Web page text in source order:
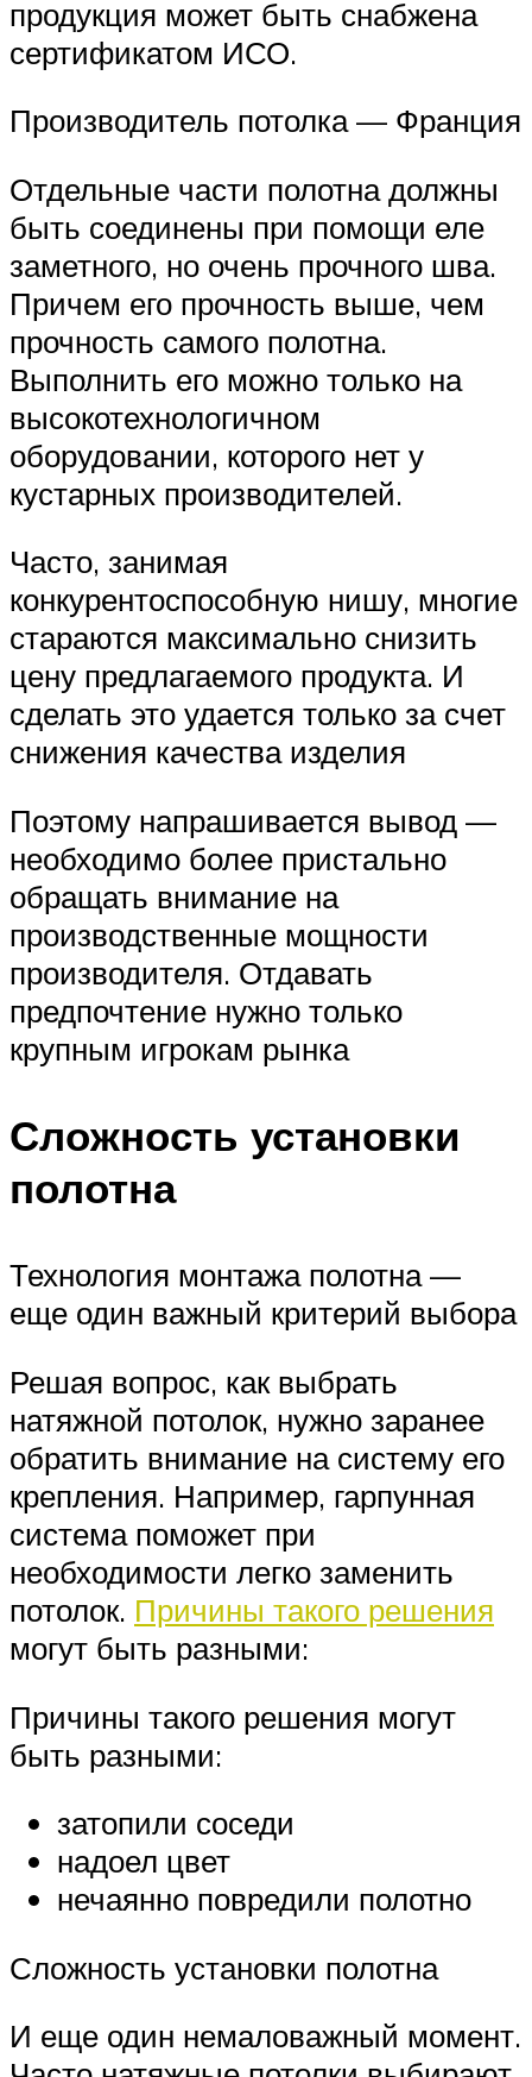
продукция может быть снабжена
сертификатом ИСО.
Производитель потолка — Франция
Отдельные части полотна должны
быть соединены при помощи еле
заметного, но очень прочного шва.
Причем его прочность выше, чем
прочность самого полотна.
Выполнить его можно только на
высокотехнологичном
оборудовании, которого нет у
кустарных производителей.
Часто, занимая
конкурентоспособную нишу, многие
стараются максимально снизить
цену предлагаемого продукта. И
сделать это удается только за счет
снижения качества изделия
Поэтому напрашивается вывод —
необходимо более пристально
обращать внимание на
производственные мощности
производителя. Отдавать
предпочтение нужно только
крупным игрокам рынка
Сложность установки
полотна
Технология монтажа полотна —
еще один важный критерий выбора
Решая вопрос, как выбрать
натяжной потолок, нужно заранее
обратить внимание на систему его
крепления. Например, гарпунная
система поможет при
необходимости легко заменить
потолок. Причины такого решения
могут быть разными:
Причины такого решения могут
быть разными:
затопили соседи
надоел цвет
нечаянно повредили полотно
Сложность установки полотна
И еще один немаловажный момент.